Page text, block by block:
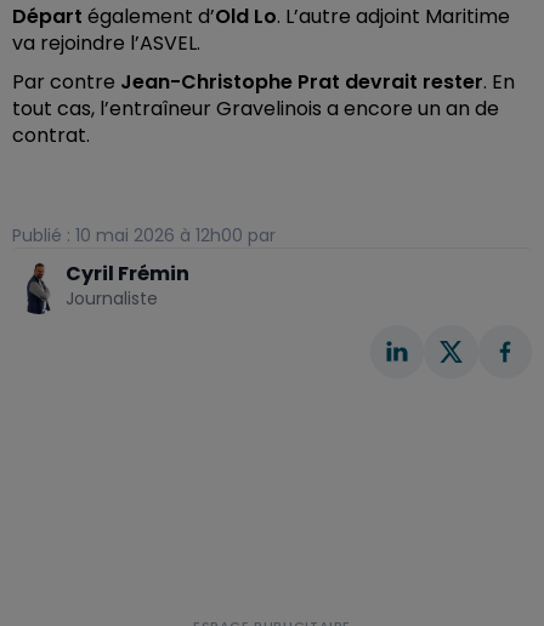
Départ également d’Old Lo. L’autre adjoint Maritime
va rejoindre l’ASVEL.
Par contre Jean-Christophe Prat devrait rester. En
tout cas, l’entraîneur Gravelinois a encore un an de
contrat.
Publié : 10 mai 2026 à 12h00 par
Cyril Frémin
Journaliste